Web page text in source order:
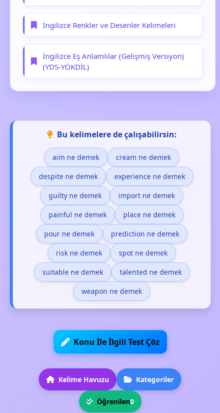
İngilizce Renkler ve Desenler Kelimeleri
İngilizce Eş Anlamlılar (Gelişmiş Versiyon)
(YDS-YÖKDİL)
Bu kelimelere de çalışabilirsin:
aim ne demek cream ne demek
despite ne demek experience ne demek
guilty ne demek import ne demek
painful ne demek place ne demek
pour ne demek prediction ne demek
risk ne demek spot ne demek
suitable ne demek talented ne demek
weapon ne demek
Konu İle İlgili Test Çöz
Kelime Havuzu Kategoriler
Öğrenilen0